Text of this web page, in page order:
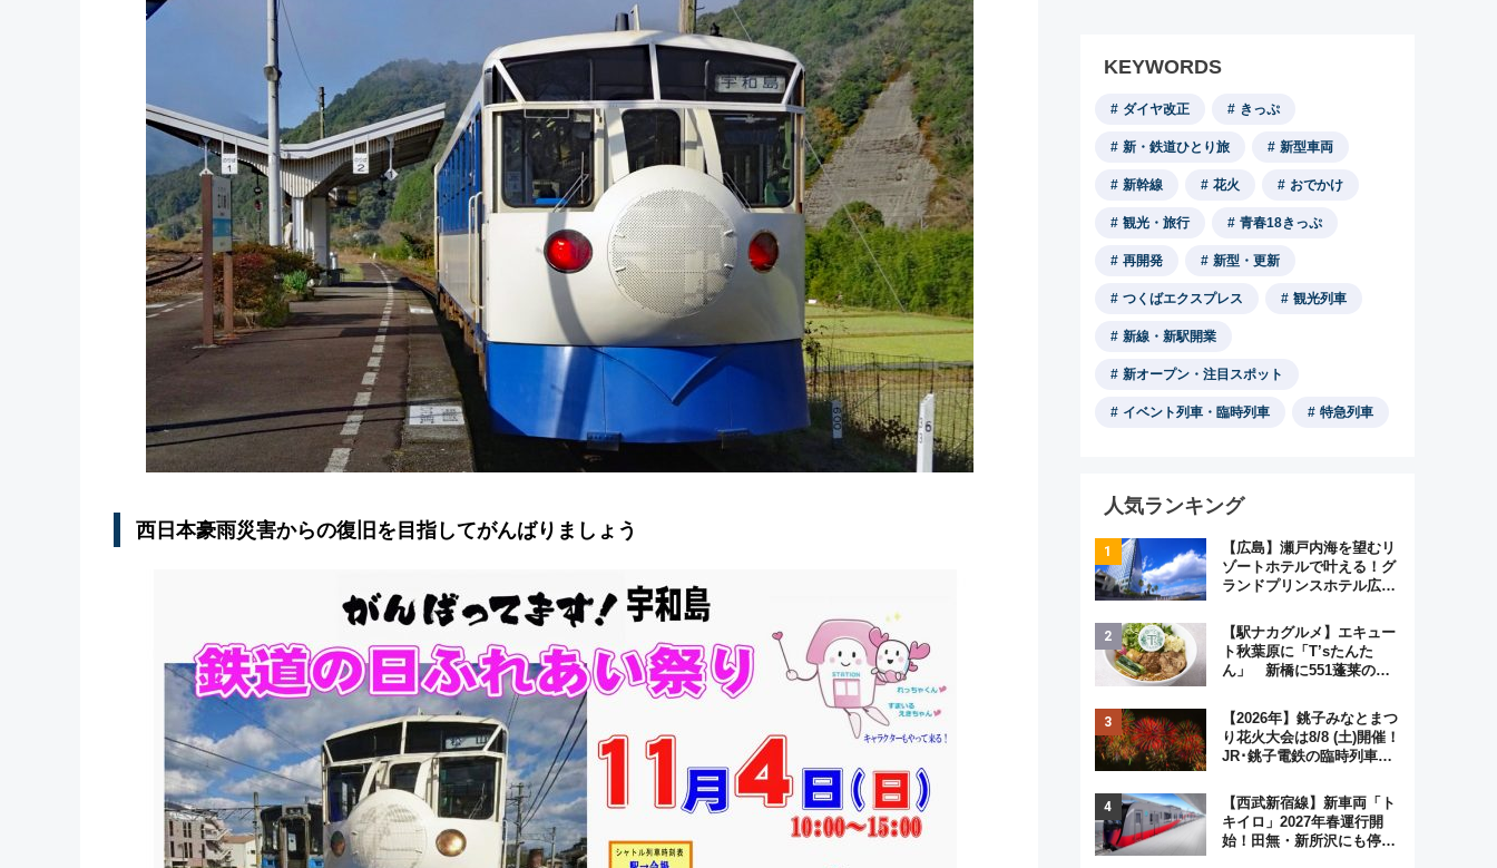
西日本豪雨災害からの復旧を目指してがんばりましょう
KEYWORDS
ダイヤ改正 きっぷ
新・鉄道ひとり旅 新型車両
新幹線 花火 おでかけ
観光・旅行 青春18きっぷ
再開発 新型・更新
つくばエクスプレス 観光列車
新線・新駅開業
新オープン・注目スポット
イベント列車・臨時列車 特急列車
人気ランキング
【広島】瀬戸内海を望むリ
ゾートホテルで叶える！グ
ランドプリンスホテル広島
ジュアルパーティープラン
【駅ナカグルメ】エキュー
ト秋葉原に「T’sたんた
ん」 新橋に551蓬莱の
オムライス専門店「肉とた
まご」新グルメ続々登場！
【2026年8月】
【2026年】銚子みなとまつ
り花火大会は8/8 (土)開催！
JR･銚子電鉄の臨時列車や
く8,000発の大迫力＆屋台
を満喫
【西武新宿線】新車両「ト
キイロ」2027年春運行開
始！田無・新所沢にも停